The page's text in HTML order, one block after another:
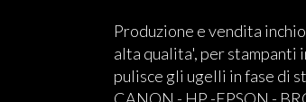
Produzione e vendita
alta qualita', per stampanti
pulisce gli ugelli in fase di